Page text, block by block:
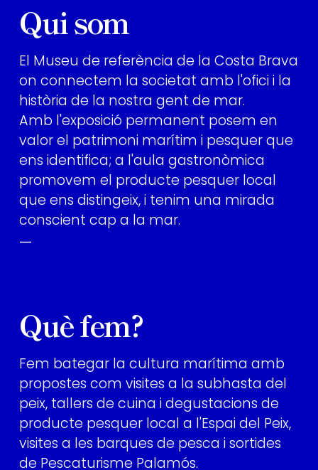
Qui som
El Museu de referència de la Costa Brava
on connectem la societat amb l'ofici i la
història de la nostra gent de mar.
Amb l'exposició permanent posem en
valor el patrimoni marítim i pesquer que
ens identifica; a l'aula gastronòmica
promovem el producte pesquer local
que ens distingeix, i tenim una mirada
conscient cap a la mar.
—
Què fem?
Fem bategar la cultura marítima amb
propostes com visites a la subhasta del
peix, tallers de cuina i degustacions de
producte pesquer local a l'Espai del Peix,
visites a les barques de pesca i sortides
de Pescaturisme Palamós.